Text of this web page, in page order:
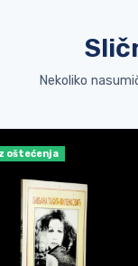
Nekoliko
oštećenja